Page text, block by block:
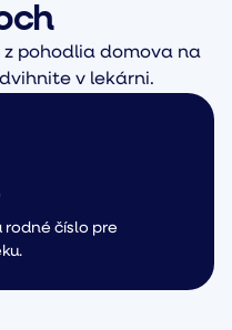
z pohodlia domova na
v lekárni.
rodné číslo pre